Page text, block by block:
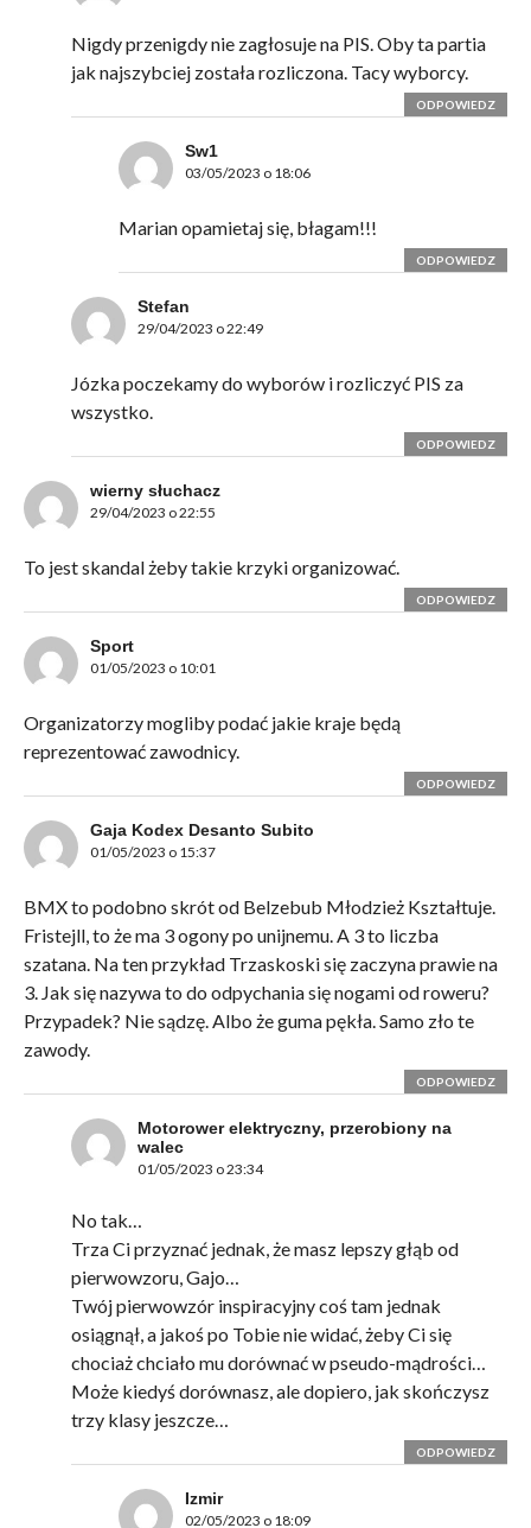
Nigdy przenigdy nie zagłosuje na PIS. Oby ta partia
jak najszybciej została rozliczona. Tacy wyborcy.
ODPOWIEDZ
Sw1
03/05/2023 o 18:06
Marian opamietaj się, błagam!!!
ODPOWIEDZ
Stefan
29/04/2023 o 22:49
Józka poczekamy do wyborów i rozliczyć PIS za
wszystko.
ODPOWIEDZ
wierny słuchacz
29/04/2023 o 22:55
To jest skandal żeby takie krzyki organizować.
ODPOWIEDZ
Sport
01/05/2023 o 10:01
Organizatorzy mogliby podać jakie kraje będą
reprezentować zawodnicy.
ODPOWIEDZ
Gaja Kodex Desanto Subito
01/05/2023 o 15:37
BMX to podobno skrót od Belzebub Młodzież Kształtuje.
Fristejll, to że ma 3 ogony po unijnemu. A 3 to liczba
szatana. Na ten przykład Trzaskoski się zaczyna prawie na
3. Jak się nazywa to do odpychania się nogami od roweru?
Przypadek? Nie sądzę. Albo że guma pękła. Samo zło te
zawody.
ODPOWIEDZ
Motorower elektryczny, przerobiony na
walec
01/05/2023 o 23:34
No tak…
Trza Ci przyznać jednak, że masz lepszy głąb od
pierwowzoru, Gajo…
Twój pierwowzór inspiracyjny coś tam jednak
osiągnął, a jakoś po Tobie nie widać, żeby Ci się
chociaż chciało mu dorównać w pseudo-mądrości…
Może kiedyś dorównasz, ale dopiero, jak skończysz
trzy klasy jeszcze…
ODPOWIEDZ
Izmir
02/05/2023 o 18:09